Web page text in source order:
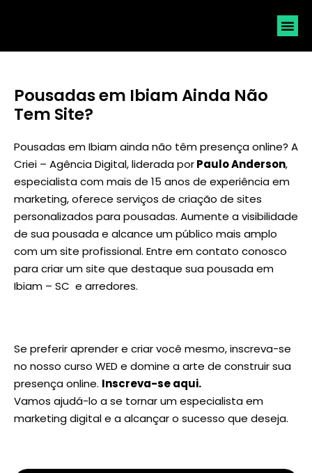
Pousadas em Ibiam Ainda Não
Tem Site?
Pousadas em Ibiam ainda não têm presença online? A
Criei – Agência Digital, liderada porPaulo Anderson,
especialista com mais de 15 anos de experiência em
marketing, oferece serviços de criação de sites
personalizados para pousadas. Aumente a visibilidade
de sua pousada e alcance um público mais amplo
com um site profissional. Entre em contato conosco
para criar um site que destaque sua pousada em
Ibiam – SC e arredores.
Se preferir aprender e criar você mesmo, inscreva-se
no nosso curso WED e domine a arte de construir sua
presença online. Inscreva-se aqui.
Vamos ajudá-lo a se tornar um especialista em
marketing digital e a alcançar o sucesso que deseja.